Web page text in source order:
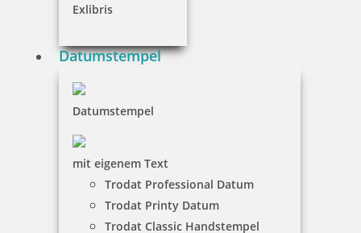
Exlibris
Datumstempel
Datumstempel
mit eigenem Text
Trodat Professional Datum
Trodat Printy Datum
Trodat Classic Handstempel
Heri Rollerball Promesa mit Stempel Gehäuse chrom
136,20 €